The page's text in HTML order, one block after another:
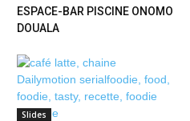
ESPACE-BAR PISCINE ONOMO
DOUALA
Slides